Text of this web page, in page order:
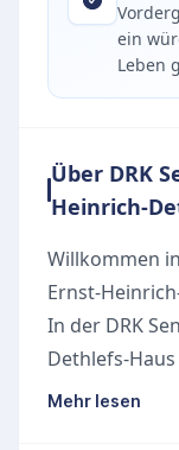
ein
Leben
Über DRK
Heinrich-
Willkommen
Ernst-
In der DRK
Dethlefs-
der
Mehr lesen